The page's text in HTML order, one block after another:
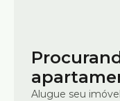
Alugue seu